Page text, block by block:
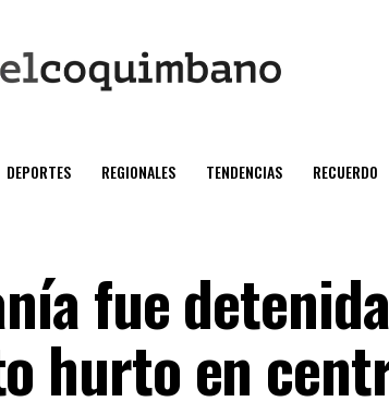
DEPORTES REGIONALES TENDENCIAS RECUERDO
fue
hurto en